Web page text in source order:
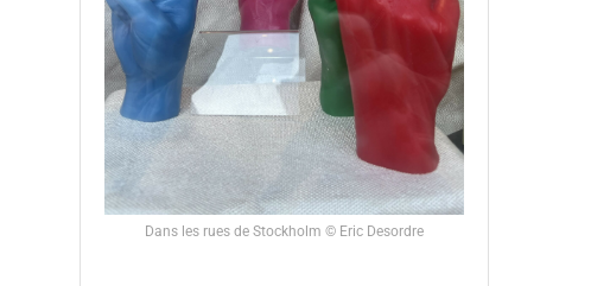
Dans les rues de Stockholm © Eric Desordre